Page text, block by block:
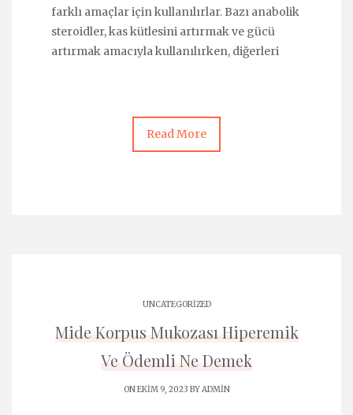
farklı amaçlar için kullanılırlar. Bazı anabolik
steroidler, kas kütlesini artırmak ve gücü
artırmak amacıyla kullanılırken, diğerleri
Read More
UNCATEGORIZED
Mide Korpus Mukozası Hiperemik
Ve Ödemli Ne Demek
ON EKIM 9, 2023 BYADMIN